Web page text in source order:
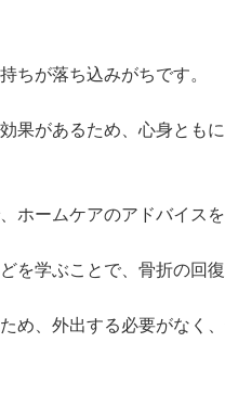
ちが落ち込みがちです。
果があるため、心身とも
ホームケアのアドバイス
を学ぶことで、骨折の回
め、外出する必要がなく